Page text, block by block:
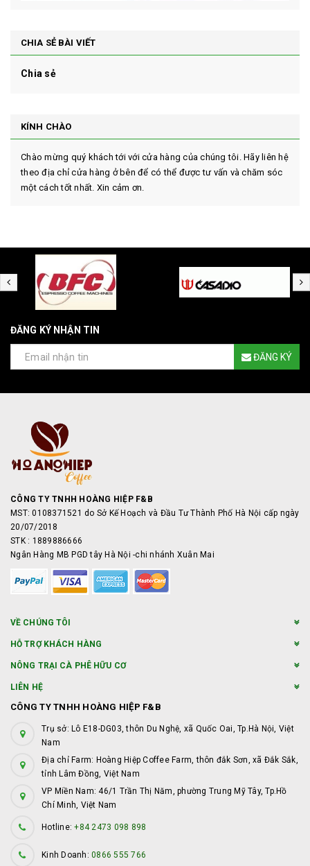
CHIA SẺ BÀI VIẾT
Chia sẻ
KÍNH CHÀO
Chào mừng quý khách tới với cửa hàng của chúng tôi. Hãy liên hệ
theo địa chỉ cửa hàng ở bên để có thể được tư vấn và chăm sóc
một cách tốt nhất. Xin cảm ơn.
ĐĂNG KÝ NHẬN TIN
ĐĂNG KÝ
CÔNG TY TNHH HOÀNG HIỆP F&B
MST: 0108371521 do Sở Kế Hoạch và Đầu Tư Thành Phố Hà Nội cấp ngày
20/07/2018
STK : 1889886666
Ngân Hàng MB PGD tây Hà Nội -chi nhánh Xuân Mai
VỀ CHÚNG TÔI
HỖ TRỢ KHÁCH HÀNG
NÔNG TRẠI CÀ PHÊ HỮU CƠ
LIÊN HỆ
CÔNG TY TNHH HOÀNG HIỆP F&B
Trụ sở: Lô E18-DG03, thôn Du Nghệ, xã Quốc Oai, Tp.Hà Nội, Việt
Nam
Địa chỉ Farm: Hoàng Hiệp Coffee Farm, thôn đắk Sơn, xã Đắk Sắk,
tỉnh Lâm Đồng, Việt Nam
VP Miền Nam: 46/1 Trần Thị Năm, phường Trung Mỹ Tây, Tp.Hồ
Chí Minh, Việt Nam
Hotline:+84 2473 098 898
Kinh Doanh: 0866 555 766